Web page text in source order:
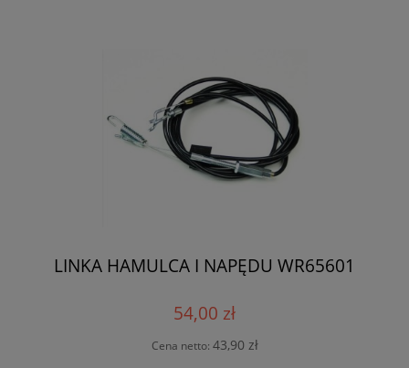
LINKA HAMULCA I NAPĘDU WR65601
54,00 zł
Cena netto: 43,90 zł